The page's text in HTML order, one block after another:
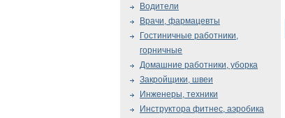
Водители
Врачи, фармацевты
Гостиничные работники,
горничные
Домашние работники, уборка
Закройщики, швеи
Инженеры, техники
Инструктора фитнес, аэробика